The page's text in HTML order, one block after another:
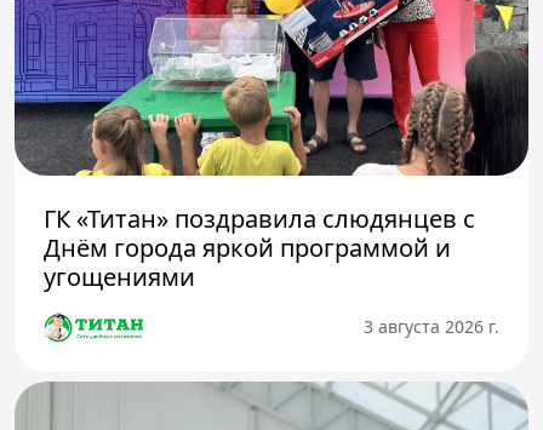
ГК «Титан» поздравила слюдянцев с
Днём города яркой программой и
угощениями
3 августа 2026 г.